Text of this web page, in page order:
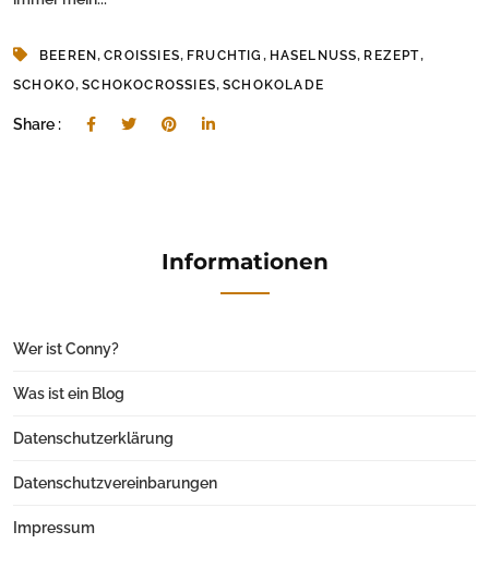
BEEREN,CROISSIES, FRUCHTIG , HASELNUSS, REZEPT,
SCHOKO,SCHOKOCROSSIES,SCHOKOLADE
Share :
Informationen
Wer ist Conny?
Was ist ein Blog
Datenschutzerklärung
Datenschutzvereinbarungen
Impressum